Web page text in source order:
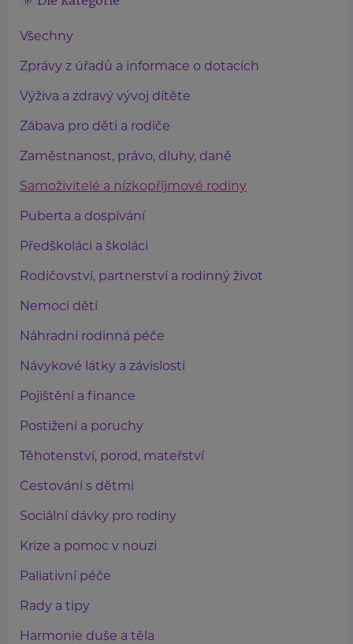
Všechny
Zprávy z úřadů a informace o dotacích
Výživa a zdravý vývoj dítěte
Zábava pro děti a rodiče
Zaměstnanost, právo, dluhy, daně
Samoživitelé a nízkopříjmové rodiny
Puberta a dospívání
Předškoláci a školáci
Rodičovství, partnerství a rodinný život
Nemoci dětí
Náhradní rodinná péče
Návykové látky a závislosti
Pojištění a finance
Postižení a poruchy
Těhotenství, porod, mateřství
Cestování s dětmi
Sociální dávky pro rodiny
Krize a pomoc v nouzi
Paliativní péče
Rady a tipy
Harmonie duše a těla